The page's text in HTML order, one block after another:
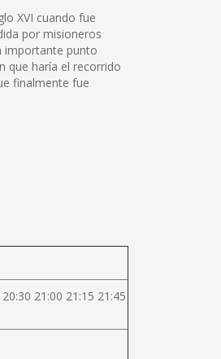
XVI cuando fue
por misioneros
importante punto
que haría el recorrido
finalmente fue
21:00 21:15 21:45